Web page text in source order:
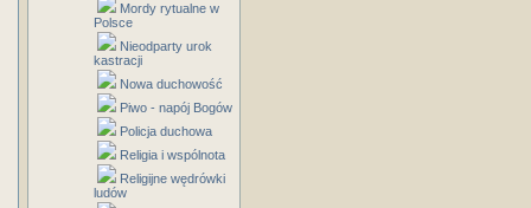
Mordy rytualne w
Polsce
Nieodparty urok
kastracji
Nowa duchowość
Piwo - napój Bogów
Policja duchowa
Religia i wspólnota
Religijne wędrówki
ludów